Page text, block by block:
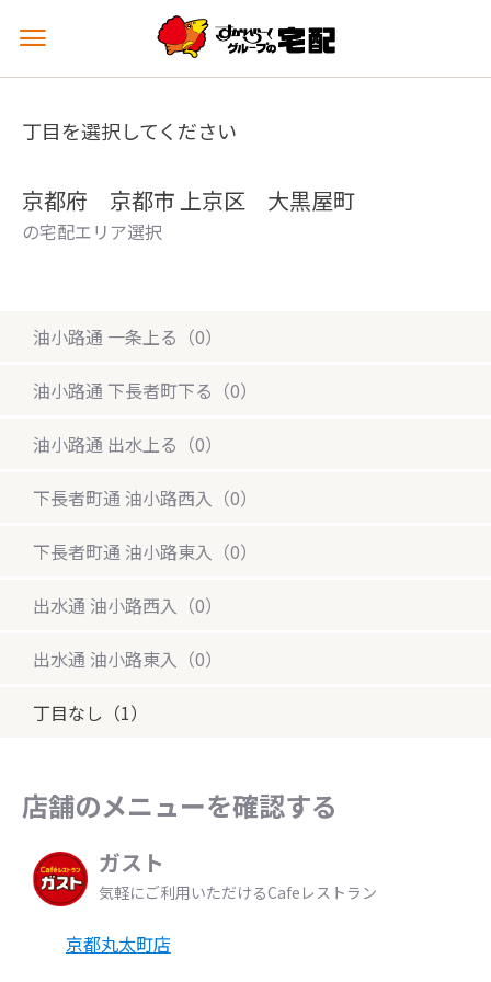
メ
ュ
を
丁目を選択してください
京都府 京都市 上京区 大黒屋町
の宅配エリア選択
油小路通 一条上る（0）
油小路通 下長者町下る（0）
油小路通 出水上る（0）
下長者町通 油小路西入（0）
下長者町通 油小路東入（0）
出水通 油小路西入（0）
出水通 油小路東入（0）
丁目なし（1）
店舗のメニューを確認する
ガスト
気軽にご利用いただけるCafeレストラン
京都丸太町店